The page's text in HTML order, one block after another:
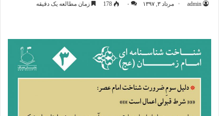
admin مرداد ۳, ۱۳۹۷ ۰ 178 زمان مطالعه یک دقیقه